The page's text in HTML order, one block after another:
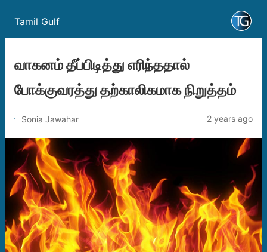
Tamil Gulf
வாகனம் தீப்பிடித்து எரிந்ததால்
போக்குவரத்து தற்காலிகமாக நிறுத்தம்
Sonia Jawahar 2 years ago